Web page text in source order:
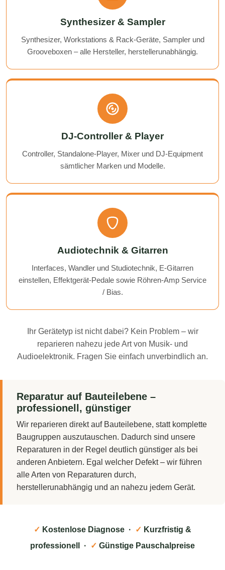
Synthesizer & Sampler
Synthesizer, Workstations & Rack-Geräte, Sampler und
Grooveboxen – alle Hersteller, herstellerunabhängig.
DJ-Controller & Player
Controller, Standalone-Player, Mixer und DJ-Equipment
sämtlicher Marken und Modelle.
Audiotechnik & Gitarren
Interfaces, Wandler und Studiotechnik, E-Gitarren
einstellen, Effektgerät-Pedale sowie Röhren-Amp Service
/ Bias.
Ihr Gerätetyp ist nicht dabei? Kein Problem – wir
reparieren nahezu jede Art von Musik- und
Audioelektronik. Fragen Sie einfach unverbindlich an.
Reparatur auf Bauteilebene –
professionell, günstiger
Wir reparieren direkt auf Bauteilebene, statt komplette
Baugruppen auszutauschen. Dadurch sind unsere
Reparaturen in der Regel deutlich günstiger als bei
anderen Anbietern. Egal welcher Defekt – wir führen
alle Arten von Reparaturen durch,
herstellerunabhängig und an nahezu jedem Gerät.
✓ Kostenlose Diagnose · ✓ Kurzfristig &
professionell ·
✓ Günstige Pauschalpreise